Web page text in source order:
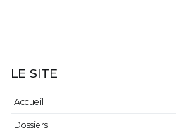
LE SITE
Accueil
Dossiers